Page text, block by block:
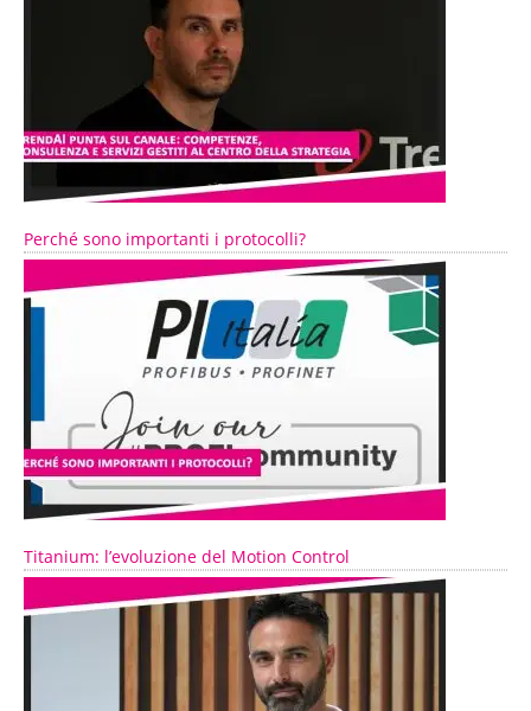
Perché sono importanti i protocolli?
Titanium: l’evoluzione del Motion Control